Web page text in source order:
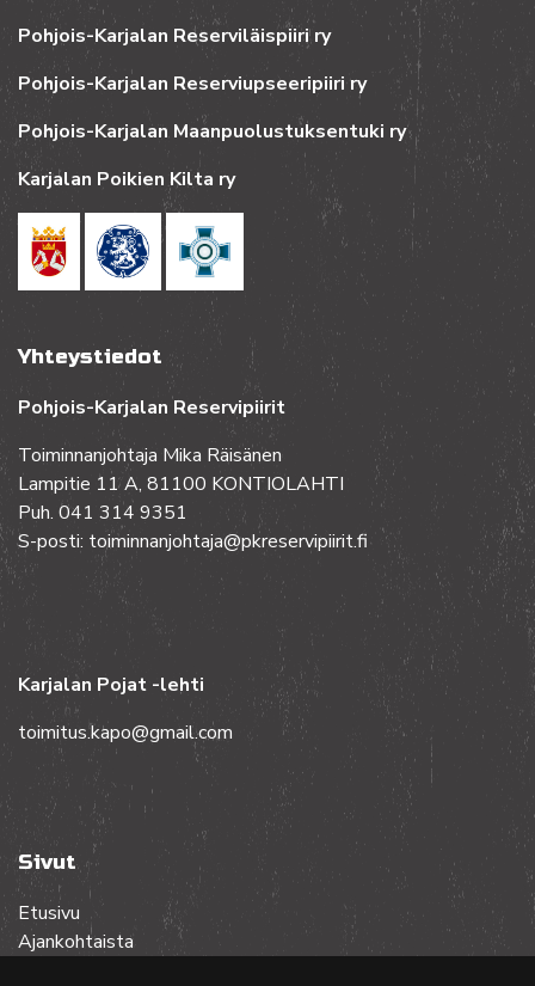
Pohjois-Karjalan Reserviläispiiri ry
Pohjois-Karjalan Reserviupseeripiiri ry
Pohjois-Karjalan Maanpuolustuksentuki ry
Karjalan Poikien Kilta ry
Yhteystiedot
Pohjois-Karjalan Reservipiirit
Toiminnanjohtaja Mika Räisänen
Lampitie 11 A, 81100 KONTIOLAHTI
Puh. 041 314 9351
S-posti: toiminnanjohtaja@pkreservipiirit.fi
Karjalan Pojat -lehti
toimitus.kapo@gmail.com
Sivut
Etusivu
Ajankohtaista